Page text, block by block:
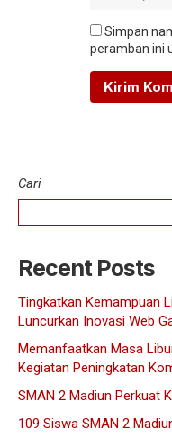
Simpan
peramban ini
Cari
Recent Posts
Tingkatkan Kemampuan
Luncurkan Inovasi Web
Memanfaatkan Masa
Kegiatan Peningkatan
SMAN 2 Madiun Perkuat
109 Siswa SMAN 2